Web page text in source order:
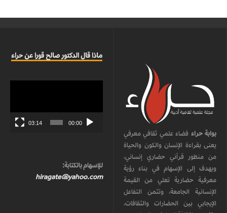
بوابة حراء فضاء علمي ثقافي معرفي
يعنى بقراءة الإنسان والكون والحياة
من منظور قرآني حضاري إنساني،
ويهدف إلى الإسهام في بناء رؤية
معرفية حضارية تعلي من القيمة
الإنسانية الجامعة، وتثمن التفاعل
الإيجابي بين الحضارات والثقافات،
ماذا قال الدكتور صالح قورا عن حراء
00:00
03:14
للإسهام بالكتابة:
hiragate@yahoo.com